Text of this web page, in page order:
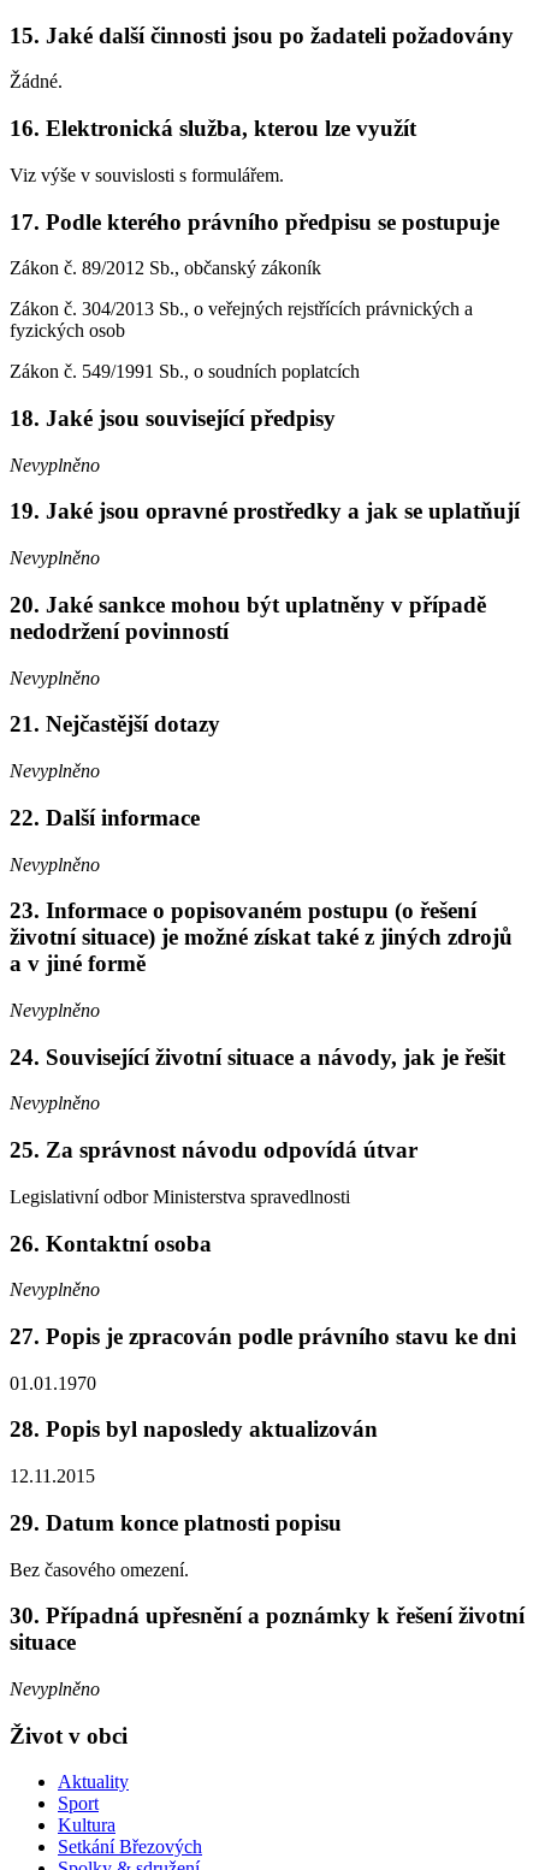
15. Jaké další činnosti jsou po žadateli požadovány
Žádné.
16. Elektronická služba, kterou lze využít
Viz výše v souvislosti s formulářem.
17. Podle kterého právního předpisu se postupuje
Zákon č. 89/2012 Sb., občanský zákoník
Zákon č. 304/2013 Sb., o veřejných rejstřících právnických a
fyzických osob
Zákon č. 549/1991 Sb., o soudních poplatcích
18. Jaké jsou související předpisy
Nevyplněno
19. Jaké jsou opravné prostředky a jak se uplatňují
Nevyplněno
20. Jaké sankce mohou být uplatněny v případě
nedodržení povinností
Nevyplněno
21. Nejčastější dotazy
Nevyplněno
22. Další informace
Nevyplněno
23. Informace o popisovaném postupu (o řešení
životní situace) je možné získat také z jiných zdrojů
a v jiné formě
Nevyplněno
24. Související životní situace a návody, jak je řešit
Nevyplněno
25. Za správnost návodu odpovídá útvar
Legislativní odbor Ministerstva spravedlnosti
26. Kontaktní osoba
Nevyplněno
27. Popis je zpracován podle právního stavu ke dni
01.01.1970
28. Popis byl naposledy aktualizován
12.11.2015
29. Datum konce platnosti popisu
Bez časového omezení.
30. Případná upřesnění a poznámky k řešení životní
situace
Nevyplněno
Život v obci
Aktuality
Sport
Kultura
Setkání Březových